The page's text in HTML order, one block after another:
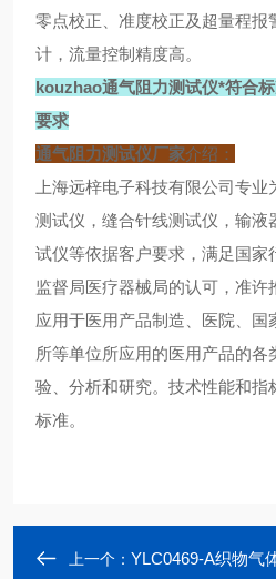
零点校正、准度校正及超量程报
计，流量控制精度高。
kouzhao通气阻力测试仪*符合
要求
通气阻力测试仪厂家介绍：
上海远梓电子科技有限公司专
测试仪，缝合针线测试仪，输液
试仪等依据客户要求，满足国家
监督局医疗器械局的认可，准许
应用于医用产品制造、医院、国
所等单位所应用的医用产品的各
验、分析和研究。技术性能和指
标准。
上一个： YLC0469-A织物气体